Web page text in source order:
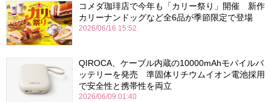
コメダ珈琲店で今年も「カリー祭り」開催 新作
カリーナンドッグなど全6品が季節限定で登場
2026/06/16 15:52
QIROCA、ケーブル内蔵の10000mAhモバイルバ
ッテリーを発売 準固体リチウムイオン電池採用
で安全性と携帯性を両立
2026/06/09 01:40